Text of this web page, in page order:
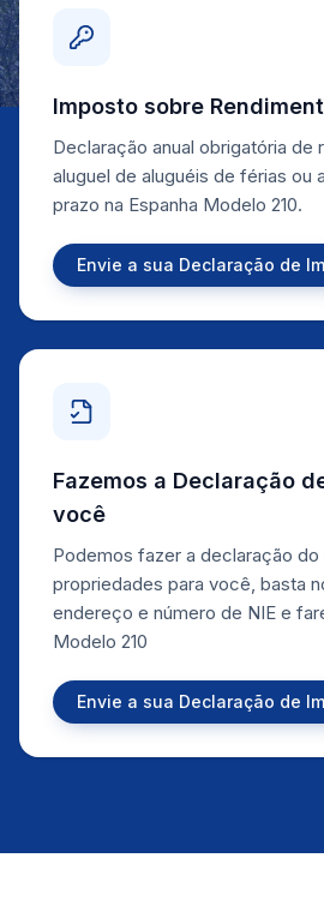
Imposto sobre
Declaração anual obrigatória de
aluguel de aluguéis de férias ou
prazo na Espanha Modelo 210.
Envie a sua Declaração de
Fazemos a Declaração
você
Podemos fazer a declaração
propriedades para você, basta
endereço e número de NIE e
Modelo 210
Envie a sua Declaração de